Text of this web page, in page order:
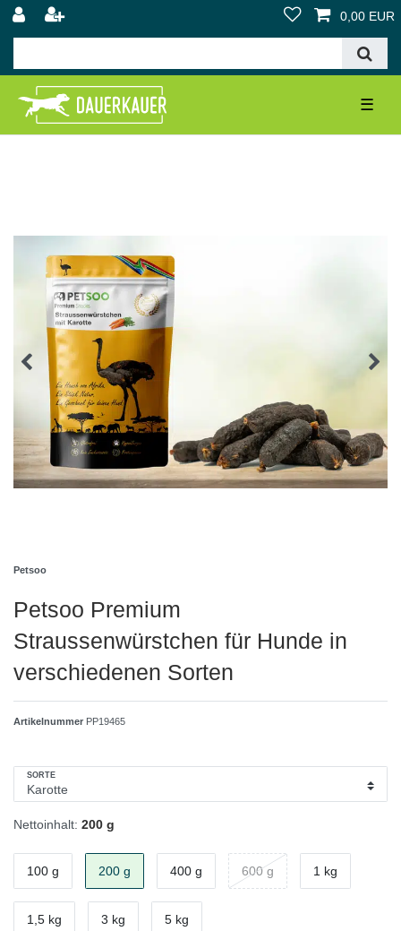
0,00 EUR
☰
Petsoo
Petsoo Premium
Straussenwürstchen für Hunde in
verschiedenen Sorten
Artikelnummer PP19465
SORTE
Nettoinhalt: 200 g
100 g 200 g 400 g 600 g 1 kg
1,5 kg 3 kg 5 kg